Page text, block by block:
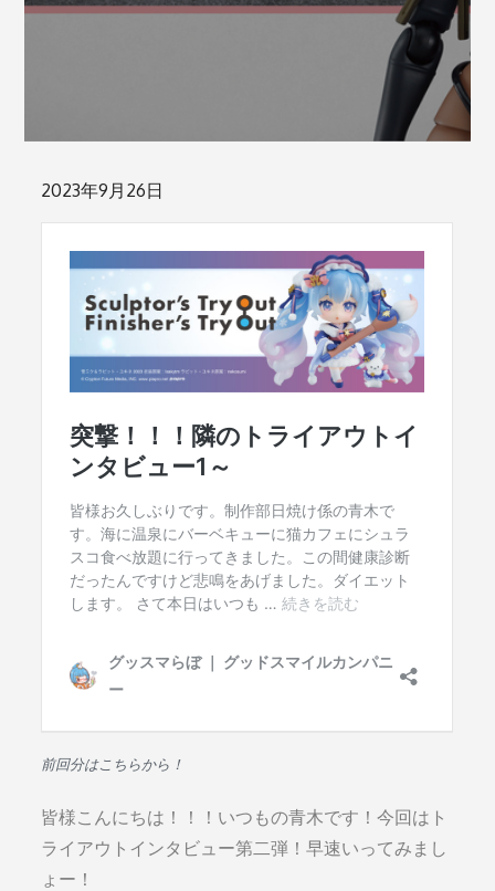
Posted
on
2023年9月26日
前回分はこちらから！
皆様こんにちは！！！いつもの青木です！今回はト
ライアウトインタビュー第二弾！早速いってみまし
ょー！